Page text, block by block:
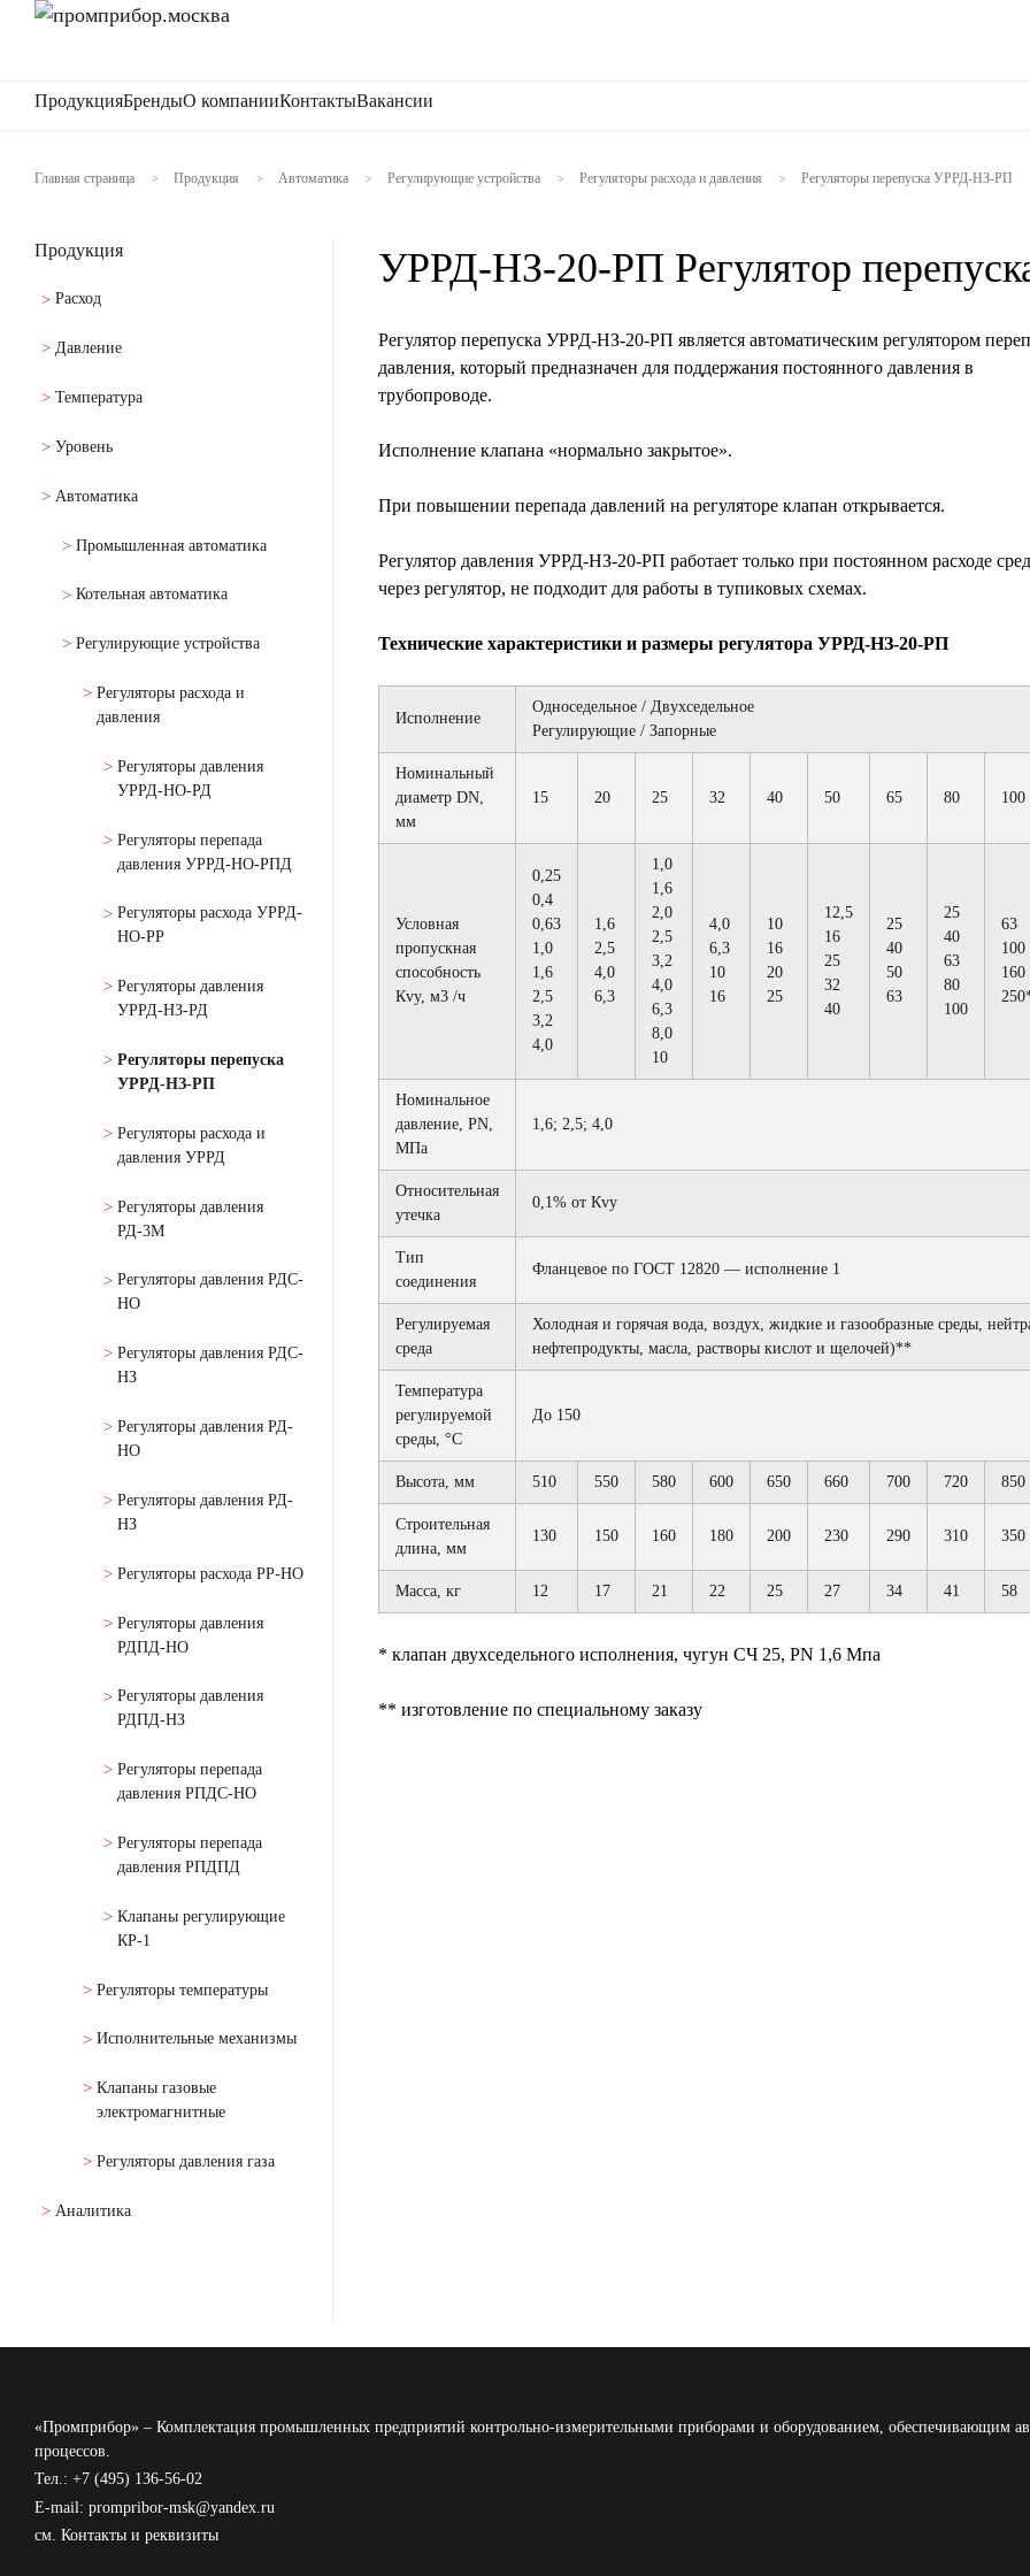
ПродукцияБрендыО компанииКонтактыВакансии
Главная страница > Продукция > Автоматика > Регулирующие устройства > Регуляторы расхода и давления > Регуляторы перепуска УРРД-НЗ-РП
Продукция
Расход
Давление
Температура
Уровень
Автоматика
Промышленная автоматика
Котельная автоматика
Регулирующие устройства
Регуляторы расхода и
давления
Регуляторы давления
УРРД-НО-РД
Регуляторы перепада
давления УРРД-НО-РПД
Регуляторы расхода УРРД-
НО-РР
Регуляторы давления
УРРД-НЗ-РД
Регуляторы перепуска
УРРД-НЗ-РП
Регуляторы расхода и
давления УРРД
Регуляторы давления
РД-3М
Регуляторы давления РДС-
НО
Регуляторы давления РДС-
НЗ
Регуляторы давления РД-
НО
Регуляторы давления РД-
НЗ
Регуляторы расхода РР-НО
Регуляторы давления
РДПД-НО
Регуляторы давления
РДПД-НЗ
Регуляторы перепада
давления РПДС-НО
Регуляторы перепада
давления РПДПД
Клапаны регулирующие
КР-1
Регуляторы температуры
Исполнительные механизмы
Клапаны газовые
электромагнитные
Регуляторы давления газа
Аналитика
УРРД-НЗ-20-РП Регулятор
Регулятор перепуска УРРД-НЗ-20-РП является автоматическим регулятором
давления, который предназначен для поддержания постоянного давления в
трубопроводе.
Исполнение клапана «нормально закрытое».
При повышении перепада давлений на регуляторе клапан открывается.
Регулятор давления УРРД-НЗ-20-РП работает только при постоянном расходе
через регулятор, не подходит для работы в тупиковых схемах.
Технические характеристики и размеры регулятора УРРД-НЗ-20-РП
Исполнение
Односедельное / Двухседельное
Регулирующие / Запорные
Номинальный
диаметр DN,
мм
15 20 25 32 40 50 65 80 100
Условная
пропускная
способность
Кvу, м3 /ч
0,25
0,4
0,63
1,0
1,6
2,5
3,2
4,0
1,6
2,5
4,0
6,3
1,0
1,6
2,0
2,5
3,2
4,0
6,3
8,0
10
4,0
6,3
10
16
10
16
20
25
12,5
16
25
32
40
25
40
50
63
25
40
63
80
100
63
100
160
Номинальное
давление, РN,
МПа
1,6; 2,5; 4,0
Относительная
утечка
0,1% от Кvy
Тип
соединения
Фланцевое по ГОСТ 12820 — исполнение 1
Регулируемая
среда
Холодная и горячая вода, воздух, жидкие и газообразные среды,
нефтепродукты, масла, растворы кислот и щелочей)**
Температура
регулируемой
среды, °С
До 150
Высота, мм 510 550 580 600 650 660 700 720 850
Строительная
длина, мм
130 150 160 180 200 230 290 310 350
Масса, кг 12 17 21 22 25 27 34 41 58
* клапан двухседельного исполнения, чугун СЧ 25, PN 1,6 Мпа
** изготовление по специальному заказу
«Промприбор» – Комплектация промышленных предприятий контрольно-измерительными приборами и оборудованием, обеспечивающим
процессов.
Тел.: +7 (495) 136-56-02
E-mail: prompribor-msk@yandex.ru
см. Контакты и реквизиты